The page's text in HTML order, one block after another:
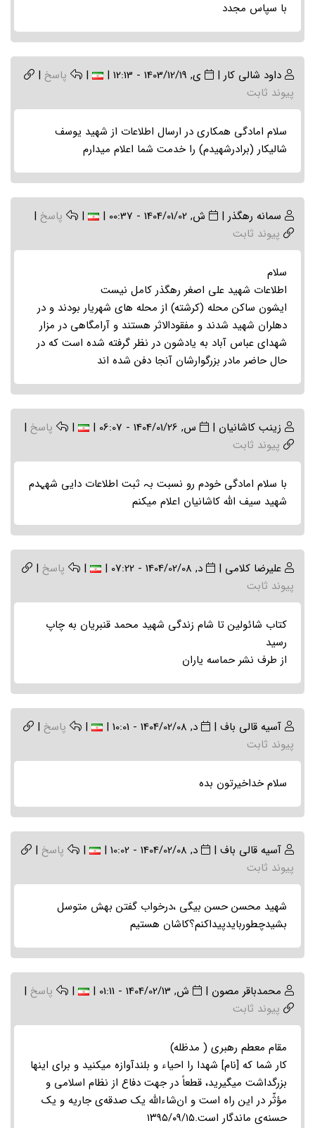
با سپاس مجدد
داود شالی کار | ی, 1403/12/19 - 12:13 |
| پاسخ |
پیوند ثابت
سلام امادگی همکاری در ارسال اطلاعات از شهید یوسف
شالیکار (برادرشهیدم) را خدمت شما اعلام میدارم
سمانه رهگذر | ش, 1404/01/02 - 00:37 |
| پاسخ |
پیوند ثابت
سلام
اطلاعات شهید علی اصغر رهگذر کامل نیست
ایشون ساکن محله (کرشته) از محله های شهریار بودند و در
دهلران شهید شدند و مفقودالاثر هستند و آرامگاهی در مزار
شهدای عباس آباد به یادشون در نظر گرفته شده است که در
حال حاضر مادر بزرگوارشان آنجا دفن شده اند
زینب کاشانیان | س, 1404/01/26 - 06:07 |
| پاسخ |
پیوند ثابت
با سلام امادگی خودم رو نسبت بہ ثبت اطلاعات دایی شھہدم
شھید سیف اللہ کاشانیان اعلام میکنم
علیرضا کلامی | د, 1404/02/08 - 07:22 |
| پاسخ |
پیوند ثابت
کتاب شائولین تا شام زندگی شهید محمد قنبریان به چاپ
رسید
از طرف نشر حماسه یاران
آسیه قالی باف | د, 1404/02/08 - 10:01 |
| پاسخ |
پیوند ثابت
سلام خداخیرتون بده
آسیه قالی باف | د, 1404/02/08 - 10:02 |
| پاسخ |
پیوند ثابت
شهید محسن حسن بیگی ،درخواب گفتن بهش متوسل
بشیدچطوربایدپیداکنم؟کاشان هستیم
محمدباقر مصون | ش, 1404/02/13 - 01:11 |
| پاسخ |
پیوند ثابت
مقام معطم رهبری ( مدظله)
کار شما که [نام] شهدا را احیاء و بلندآوازه میکنید و برای اینها
بزرگداشت میگیرید، قطعاً در جهت دفاع از نظام اسلامی و
مؤثّر در این راه است و ان‌شاءالله یک صدقه‌ی جاریه و یک
حسنه‌ی ماندگار است.۱۳۹۵/۰۹/۱۵